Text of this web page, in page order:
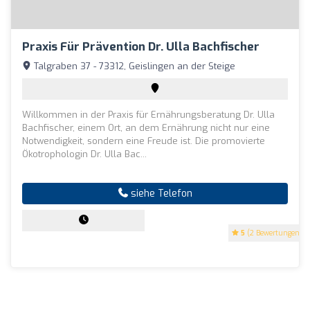
Praxis Für Prävention Dr. Ulla Bachfischer
5 (2 Bewertungen)
Talgraben 37 - 73312, Geislingen an der Steige
Willkommen in der Praxis für Ernährungsberatung Dr. Ulla
Bachfischer, einem Ort, an dem Ernährung nicht nur eine
Notwendigkeit, sondern eine Freude ist. Die promovierte
Ökotrophologin Dr. Ulla Bac...
siehe Telefon